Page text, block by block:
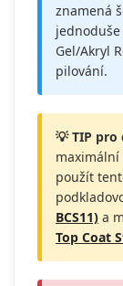
znamená
Gel/Akryl
pilování.
💡 TIP
použít
BCS11) a
Top Coat